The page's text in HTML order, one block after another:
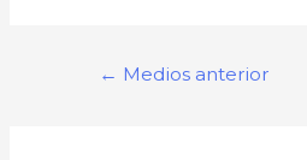
← Medios anterior